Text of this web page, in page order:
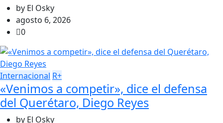
by El Osky
agosto 6, 2026
0
Internacional R+
«Venimos a competir», dice el defensa
del Querétaro, Diego Reyes
by El Osky